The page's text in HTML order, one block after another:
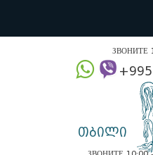
თბილი